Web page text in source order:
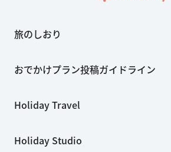
旅のしおり
おでかけプラン投稿ガイドライン
Holiday Travel
Holiday Studio